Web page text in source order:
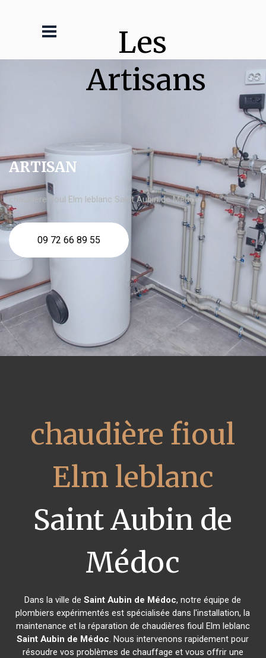
Les
Artisans
ARTISAN
chaudière fioul Elm leblanc Saint Aubin de Médoc
09 72 66 89 55
chaudière fioul
Elm leblanc
Saint Aubin de
Médoc
Dans la ville deSaint Aubin de Médoc, notre équipe de
plombiers expérimentés est spécialisée dans l'installation, la
maintenance et la réparation de chaudières fioul Elm leblanc
Saint Aubin de Médoc. Nous intervenons rapidement pour
résoudre vos problèmes de chauffage et vous offrir une